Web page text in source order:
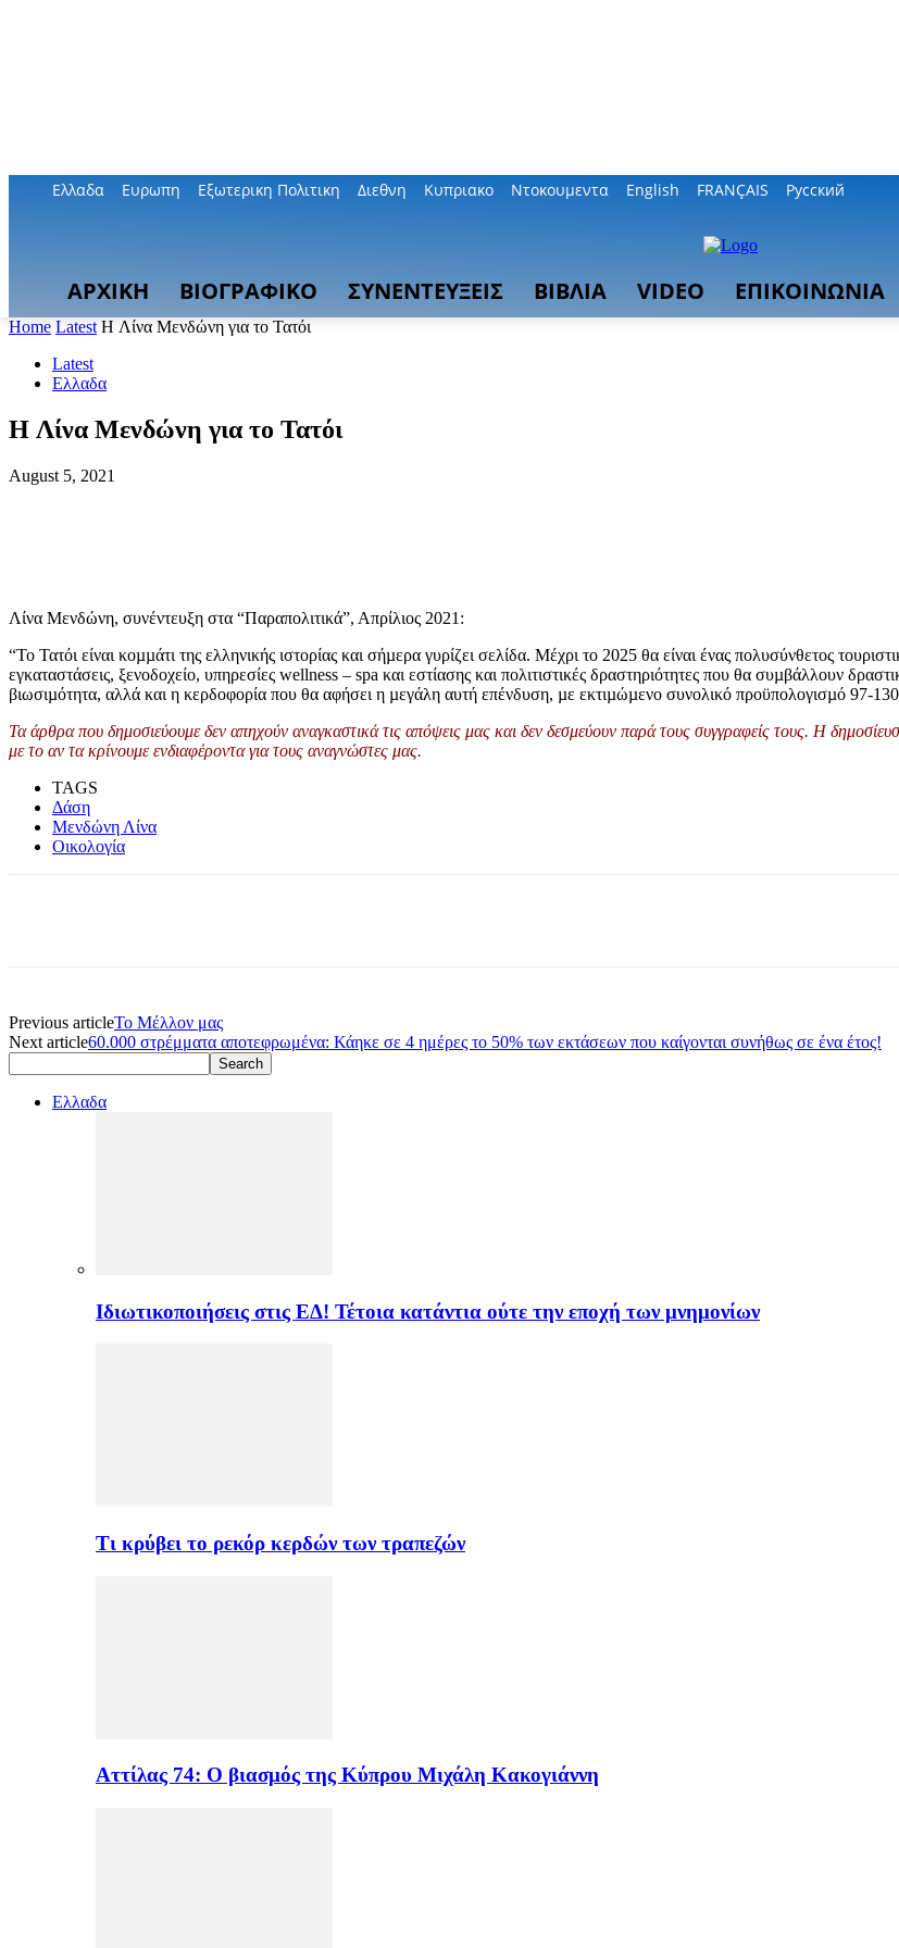
Ελλαδα Ευρωπη Εξωτερικη Πολιτικη Διεθνη Κυπριακο Ντοκουμεντα English FRANÇAIS Русский
ΑΡΧΙΚΗ ΒΙΟΓΡΑΦΙΚΟ ΣΥΝΕΝΤΕΥΞΕΙΣ ΒΙΒΛΙΑ VIDEO ΕΠΙΚΟΙΝΩΝΙΑ
Home Latest H Λίνα Μενδώνη για το Τατόι
Latest
Ελλαδα
H Λίνα Μενδώνη για το Τατόι
August 5, 2021
Λίνα Μενδώνη, συνέντευξη στα “Παραπολιτικά”, Απρίλιος 2021:
“Το Τατόι είναι κοµµάτι της ελληνικής ιστορίας και σήµερα γυρίζει σελίδα. Μέχρι το 2025 θα είναι ένας πολυσύνθετος
εγκαταστάσεις, ξενοδοχείο, υπηρεσίες wellness – spa και εστίασης και πολιτιστικές δραστηριότητες που θα συµβάλλουν
βιωσιµότητα, αλλά και η κερδοφορία που θα αφήσει η µεγάλη αυτή επένδυση, µε εκτιµώµενο συνολικό προϋπολογισµό 97-
Τα άρθρα που δημοσιεύουμε δεν απηχούν αναγκαστικά τις απόψεις μας και δεν δεσμεύουν παρά τους συγγραφείς τους. Η
με το αν τα κρίνουμε ενδιαφέροντα για τους αναγνώστες μας.
TAGS
Δάση
Μενδώνη Λίνα
Οικολογία
Previous articleΤο Μέλλον μας
Next article60.000 στρέμματα αποτεφρωμένα: Κάηκε σε 4 ημέρες το 50% των εκτάσεων που καίγονται συνήθως σε ένα έτος!
Ελλαδα
Ιδιωτικοποιήσεις στις ΕΔ! Τέτοια κατάντια ούτε την εποχή των μνημονίων
Τι κρύβει το ρεκόρ κερδών των τραπεζών
Αττίλας 74: Ο βιασμός της Κύπρου Μιχάλη Κακογιάννη